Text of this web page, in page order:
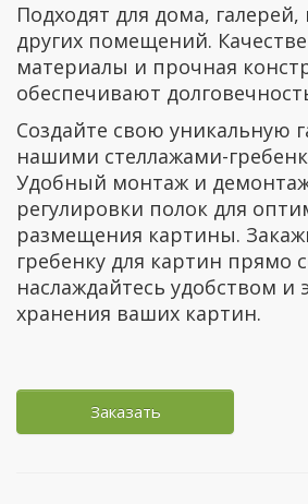
Подходят для дома,
других помещений.
материалы и прочная
обеспечивают
Создайте свою уникальную
нашими стеллажами-
Удобный монтаж и
регулировки полок для
размещения картины.
гребенку для картин прямо
наслаждайтесь удобством и
хранения ваших картин.
Заказать